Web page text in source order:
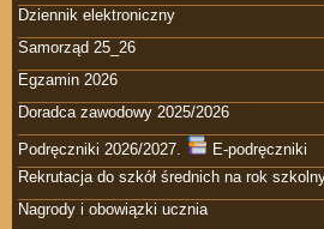
Dziennik elektroniczny
Samorząd 25_26
Egzamin 2026
Doradca zawodowy 2025/2026
Podręczniki 2026/2027.
E-podręczniki
Rekrutacja do szkół średnich na rok
Nagrody i obowiązki ucznia